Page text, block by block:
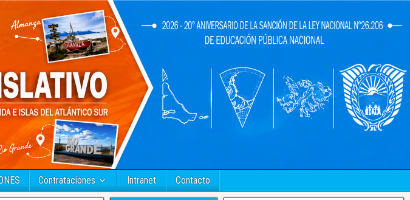
Contrataciones Intranet Contacto